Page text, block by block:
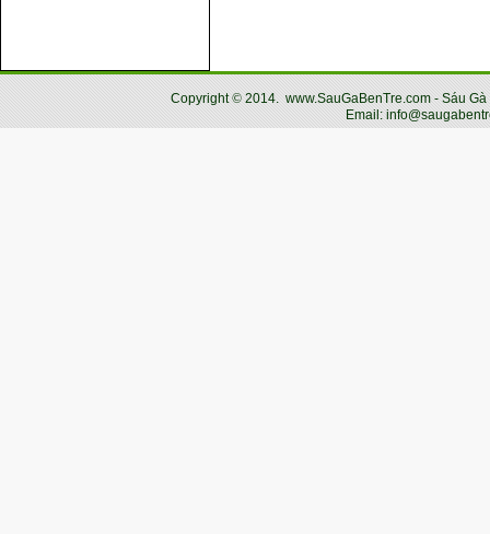
Copyright© 2014. www.SauGaBenTre.com - Sáu
Email: